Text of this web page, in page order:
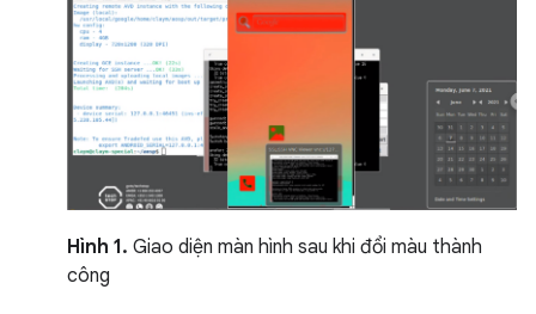
Hình 1. Giao diện màn hình sau khi đổi màu thành
công